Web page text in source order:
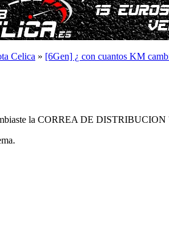
Celica » [6Gen] ¿ con cuantos KM
la CORREA DE DISTRIBUCION